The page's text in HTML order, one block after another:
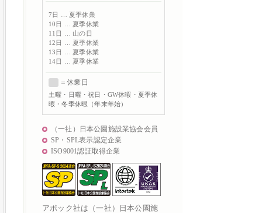
7日 … 夏季休業
10日 … 夏季休業
11日 … 山の日
12日 … 夏季休業
13日 … 夏季休業
14日 … 夏季休業
＝休業日
土曜 ・日曜・祝日・GW休暇・夏季休
暇・冬季休暇（年末年始）
（一社）日本公園施設業協会会員
SP・SPL表示認定企業
ISO9001認証取得企業
アボック社は（一社）日本公園施